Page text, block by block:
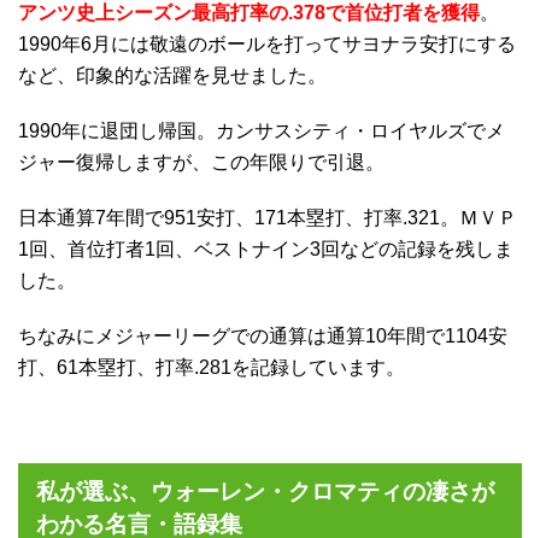
アンツ史上シーズン最高打率の.378で首位打者を獲得。
1990年6月には敬遠のボールを打ってサヨナラ安打にする
など、印象的な活躍を見せました。
1990年に退団し帰国。カンサスシティ・ロイヤルズでメ
ジャー復帰しますが、この年限りで引退。
日本通算7年間で951安打、171本塁打、打率.321。ＭＶＰ
1回、首位打者1回、ベストナイン3回などの記録を残しま
した。
ちなみにメジャーリーグでの通算は通算10年間で1104安
打、61本塁打、打率.281を記録しています。
私が選ぶ、ウォーレン・クロマティの凄さが
わかる名言・語録集